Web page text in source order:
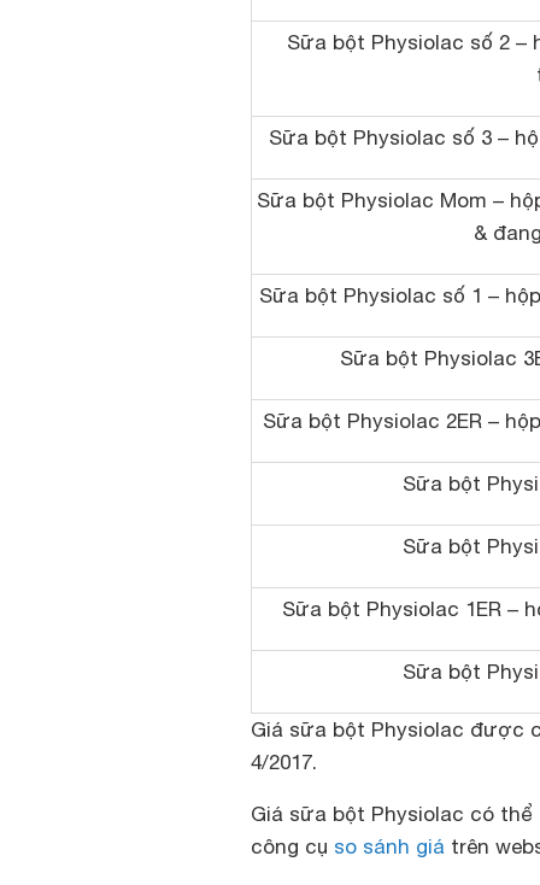
Sữa bột Physiolac số 2 –
Sữa bột Physiolac số 3 –
Sữa bột Physiolac Mom –
&
Sữa bột Physiolac số 1 –
Sữa bột Physiolac
Sữa bột Physiolac 2ER –
Sữa bột
Sữa bột
Sữa bột Physiolac 1ER –
Sữa bột
Giá sữa bột Physiolac được
4/2017.
Giá sữa bột Physiolac có
công cụ so sánh giá trên